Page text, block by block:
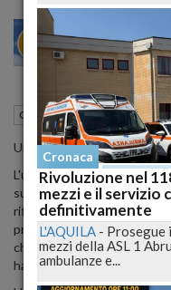
MILANO
Cronaca nazionale 21
Un fulmine a ciel sereno
L'uomo è da tempo malato
sua eutanasia: «Ho reso
riflessione e sono da anni
programmare lo
chiamarlo suicidio? E
ha un diverso significato».
Cronaca
Rivoluzione nel
mezzi e il servizio
definitivamente
L'AQUILA - Prosegue
mezzi della ASL 1
ambulanze e...